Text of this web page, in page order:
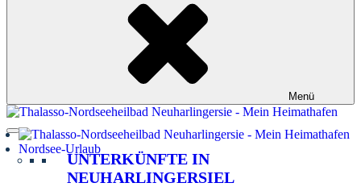
Menü
Nordsee-Urlaub
UNTERKÜNFTE IN
NEUHARLINGERSIEL